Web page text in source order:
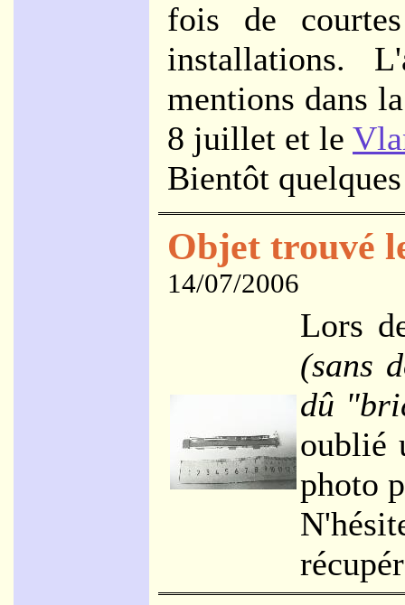
fois de
installations.
mentions dans
8 juillet et le
Bientôt
Objet trouvé
14/07/2006
Lors
(sans
dû
oublié
photo